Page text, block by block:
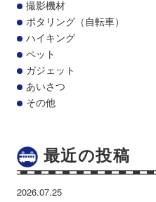
撮影機材
ポタリング（自転車）
ハイキング
ペット
ガジェット
あいさつ
その他
最近の投稿
2026.07.25